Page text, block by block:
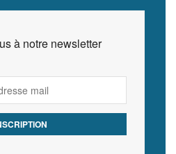
à notre newsletter